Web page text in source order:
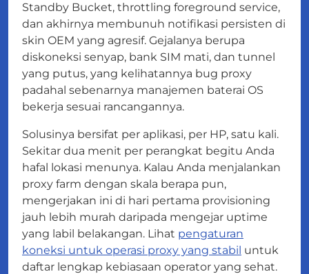
Standby Bucket, throttling foreground service,
dan akhirnya membunuh notifikasi persisten di
skin OEM yang agresif. Gejalanya berupa
diskoneksi senyap, bank SIM mati, dan tunnel
yang putus, yang kelihatannya bug proxy
padahal sebenarnya manajemen baterai OS
bekerja sesuai rancangannya.
Solusinya bersifat per aplikasi, per HP, satu kali.
Sekitar dua menit per perangkat begitu Anda
hafal lokasi menunya. Kalau Anda menjalankan
proxy farm dengan skala berapa pun,
mengerjakan ini di hari pertama provisioning
jauh lebih murah daripada mengejar uptime
yang labil belakangan. Lihat pengaturan
koneksi untuk operasi proxy yang stabil untuk
daftar lengkap kebiasaan operator yang sehat.